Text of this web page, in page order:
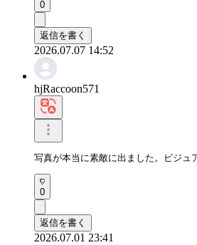
0
返信を書く
2026.07.07 14:52
hjRaccoon571
写真が本当に素敵に出ました。ビジュ
0
返信を書く
2026.07.01 23:41